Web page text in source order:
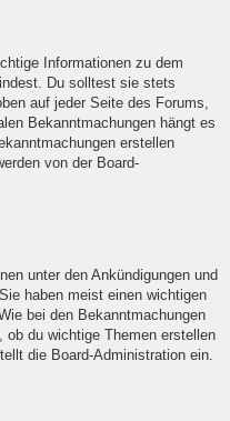
Informationen zu dem
Du solltest sie stets
auf jeder Seite des Forums,
Bekanntmachungen hängt es
erstellen
von der Board-
unter den Ankündigungen und
haben meist einen wichtigen
bei den Bekanntmachungen
ob du wichtige Themen erstellen
die Board-Administration ein.